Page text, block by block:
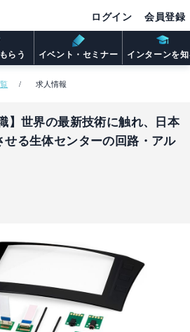
らう イベント・セミナー インターンを
ログイン 会員登録
求人情報
】世界の最新技術に触れ、日本
る生体センターの回路・アル